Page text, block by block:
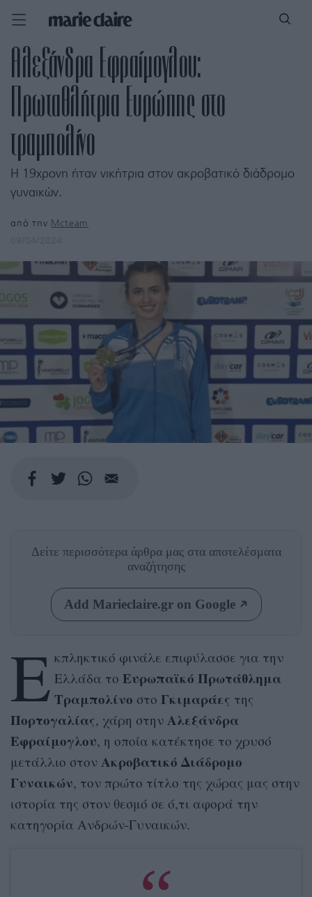
Αλεξάνδρα Εφραίμογλου:
Πρωταθλήτρια Ευρώπης στο
τραμπολίνο
Η 19χρονη ήταν νικήτρια στον ακροβατικό διάδρομο
γυναικών.
από την Mcteam
Δείτε περισσότερα άρθρα μας στα αποτελέσματα
αναζήτησης
Add Marieclaire.gr on Google
Ε κπληκτικό φινάλε επιφύλασσε για την
Ελλάδα το Ευρωπαϊκό Πρωτάθλημα
Τραμπολίνο στο Γκιμαράες της
Πορτογαλίας, χάρη στην Αλεξάνδρα
Εφραίμογλου, η οποία κατέκτησε το χρυσό
μετάλλιο στον Ακροβατικό Διάδρομο
Γυναικών, τον πρώτο τίτλο της χώρας μας στην
ιστορία της στον θεσμό σε ό,τι αφορά την
κατηγορία Ανδρών-Γυναικών.